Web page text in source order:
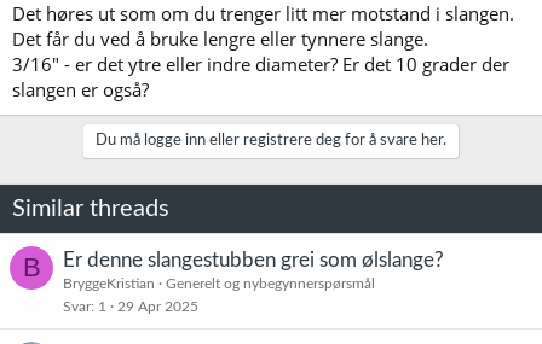
Det høres ut som om du trenger litt mer motstand i slangen.
Det får du ved å bruke lengre eller tynnere slange.
3/16" - er det ytre eller indre diameter? Er det 10 grader der
slangen er også?
Du må logge inn eller registrere deg for å svare her.
Similar threads
B Er denne slangestubben grei som ølslange?
BryggeKristian
Generelt og nybegynnerspørsmål
Svar 1 29 Apr 2025